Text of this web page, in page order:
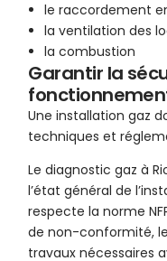
le raccordement
la ventilation des
la combustion
Garantir la
Une installation gaz
techniques et
Le diagnostic gaz à
l’état général de
respecte la norme
de non-conformité,
travaux nécessaires